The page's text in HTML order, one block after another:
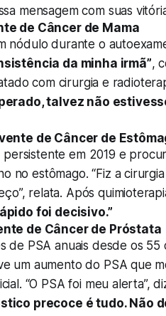
mensagem com suas
de Câncer de Mama
nódulo durante o
da minha irmã”,
com cirurgia e
talvez não
de Câncer de
persistente em 2019 e
no estômago. “Fiz a
relata. Após
foi decisivo.”
de Câncer de Próstata
de PSA anuais desde os
um aumento do PSA que
“O PSA foi meu alerta”,
precoce é tudo. Não